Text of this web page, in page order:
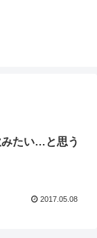
たい…と思う
2017.05.08